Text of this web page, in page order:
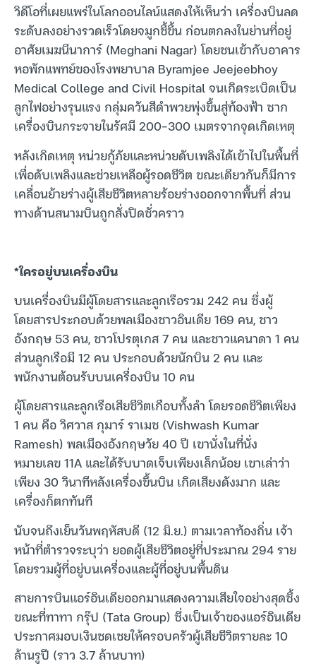
วิดีโอที่เผยแพร่ในโลกออนไลน์แสดงให้เห็นว่า เครื่องบินลด
ระดับลงอย่างรวดเร็วโดยจมูกชี้ขึ้น ก่อนตกลงในย่านที่อยู่
อาศัยเมฆนีนาการ์ (Meghani Nagar) โดยชนเข้ากับอาคาร
หอพักแพทย์ของโรงพยาบาล Byramjee Jeejeebhoy
Medical College and Civil Hospital จนเกิดระเบิดเป็น
ลูกไฟอย่างรุนแรง กลุ่มควันสีดำพวยพุ่งขึ้นสู่ท้องฟ้า ซาก
เครื่องบินกระจายในรัศมี 200-300 เมตรจากจุดเกิดเหตุ
หลังเกิดเหตุ หน่วยกู้ภัยและหน่วยดับเพลิงได้เข้าไปในพื้นที่
เพื่อดับเพลิงและช่วยเหลือผู้รอดชีวิต ขณะเดียวกันก็มีการ
เคลื่อนย้ายร่างผู้เสียชีวิตหลายร้อยร่างออกจากพื้นที่ ส่วน
ทางด้านสนามบินถูกสั่งปิดชั่วคราว
*ใครอยู่บนเครื่องบิน
บนเครื่องบินมีผู้โดยสารและลูกเรือรวม 242 คน ซึ่งผู้
โดยสารประกอบด้วยพลเมืองชาวอินเดีย 169 คน, ชาว
อังกฤษ 53 คน, ชาวโปรตุเกส 7 คน และชาวแคนาดา 1 คน
ส่วนลูกเรือมี 12 คน ประกอบด้วยนักบิน 2 คน และ
พนักงานต้อนรับบนเครื่องบิน 10 คน
ผู้โดยสารและลูกเรือเสียชีวิตเกือบทั้งลำ โดยรอดชีวิตเพียง
1 คน คือ วิศวาส กุมาร์ ราเมช (Vishwash Kumar
Ramesh) พลเมืองอังกฤษวัย 40 ปี เขานั่งในที่นั่ง
หมายเลข 11A และได้รับบาดเจ็บเพียงเล็กน้อย เขาเล่าว่า
เพียง 30 วินาทีหลังเครื่องขึ้นบิน เกิดเสียงดังมาก และ
เครื่องก็ตกทันที
นับจนถึงเย็นวันพฤหัสบดี (12 มิ.ย.) ตามเวลาท้องถิ่น เจ้า
หน้าที่ตำรวจระบุว่า ยอดผู้เสียชีวิตอยู่ที่ประมาณ 294 ราย
โดยรวมผู้ที่อยู่บนเครื่องและผู้ที่อยู่บนพื้นดิน
สายการบินแอร์อินเดียออกมาแสดงความเสียใจอย่างสุดซึ้ง
ขณะที่ทาทา กรุ๊ป (Tata Group) ซึ่งเป็นเจ้าของแอร์อินเดีย
ประกาศมอบเงินชดเชยให้ครอบครัวผู้เสียชีวิตรายละ 10
ล้านรูปี (ราว 3.7 ล้านบาท)